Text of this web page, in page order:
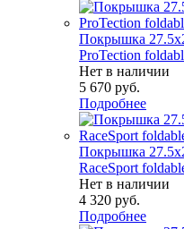
Покрышка
ProTection
Нет в наличии
5 670 руб.
Подробнее
Покрышка
RaceSport
Нет в наличии
4 320 руб.
Подробнее